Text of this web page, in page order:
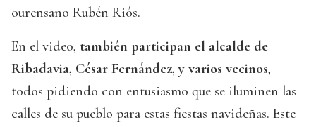
ourensano Rubén Riós.
En el video, también participan el alcalde de
Ribadavia, César Fernández, y varios vecinos,
todos pidiendo con entusiasmo que se iluminen las
calles de su pueblo para estas fiestas navideñas. Este